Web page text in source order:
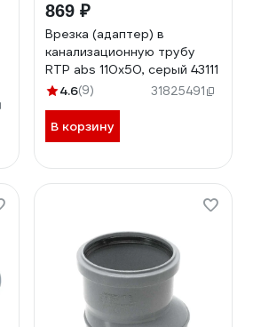
869 ₽
Врезка (адаптер) в
канализационную трубу
RTP abs 110x50, серый 43111
4.6(9) 31825491
В корзину